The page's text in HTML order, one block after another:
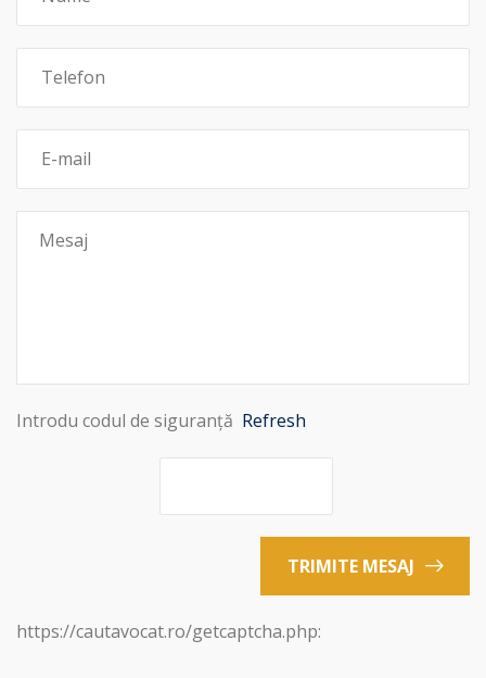
Introdu codul de siguranță Refresh
TRIMITE MESAJ
https://cautavocat.ro/getcaptcha.php: